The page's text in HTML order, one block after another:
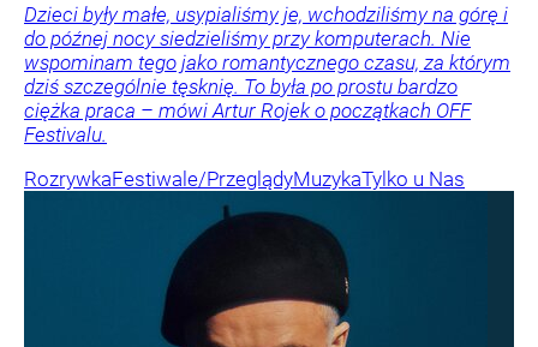
Dzieci były małe, usypialiśmy je, wchodziliśmy na górę i
do późnej nocy siedzieliśmy przy komputerach. Nie
wspominam tego jako romantycznego czasu, za którym
dziś szczególnie tęsknię. To była po prostu bardzo
ciężka praca – mówi Artur Rojek o początkach OFF
Festivalu.
RozrywkaFestiwale/PrzeglądyMuzykaTylko u Nas